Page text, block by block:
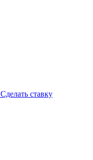
Сделать ставку